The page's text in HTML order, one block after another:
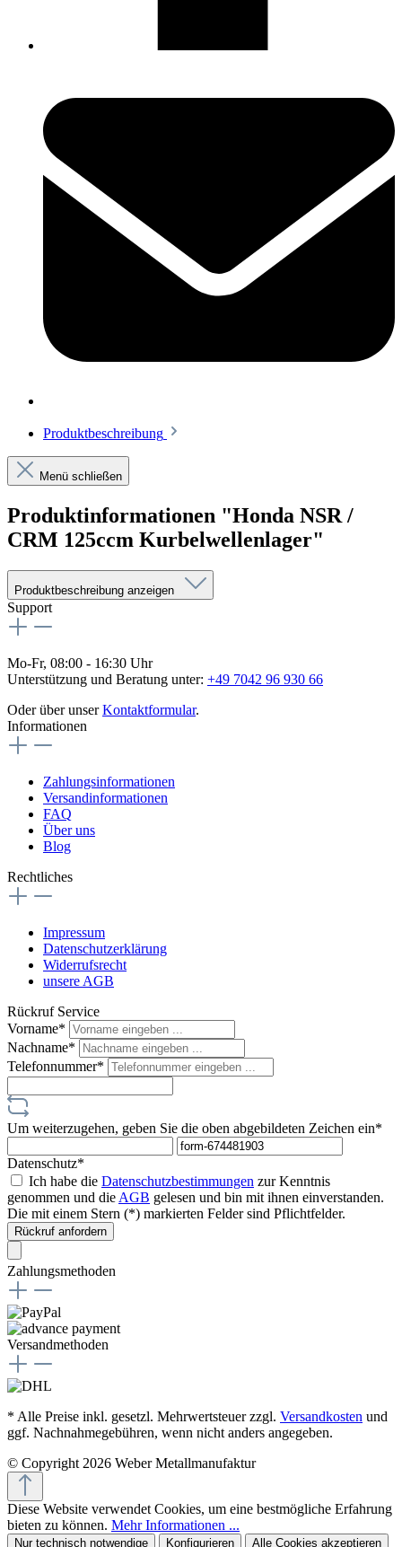
Produktbeschreibung
Menü schließen
Produktinformationen "Honda NSR /
CRM 125ccm Kurbelwellenlager"
Support
Mo-Fr, 08:00 - 16:30 Uhr
Unterstützung und Beratung unter: +49 7042 96 930 66
Oder über unserKontaktformular.
Informationen
Zahlungsinformationen
Versandinformationen
FAQ
Über uns
Blog
Rechtliches
Impressum
Datenschutzerklärung
Widerrufsrecht
unsere AGB
Rückruf Service
Vorname*
Nachname*
Telefonnummer*
Um weiterzugehen, geben Sie die oben abgebildeten Zeichen ein*
Datenschutz*
Ich habe die Datenschutzbestimmungen zur Kenntnis
genommen und die AGB gelesen und bin mit ihnen einverstanden.
Die mit einem Stern (*) markierten Felder sind Pflichtfelder.
Rückruf anfordern
Zahlungsmethoden
Versandmethoden
* Alle Preise inkl. gesetzl. Mehrwertsteuer zzgl. Versandkosten und
ggf. Nachnahmegebühren, wenn nicht anders angegeben.
© Copyright 2026 Weber Metallmanufaktur
Diese Website verwendet Cookies, um eine bestmögliche Erfahrung
bieten zu können. Mehr Informationen ...
Nur technisch notwendige Konfigurieren Alle Cookies akzeptieren